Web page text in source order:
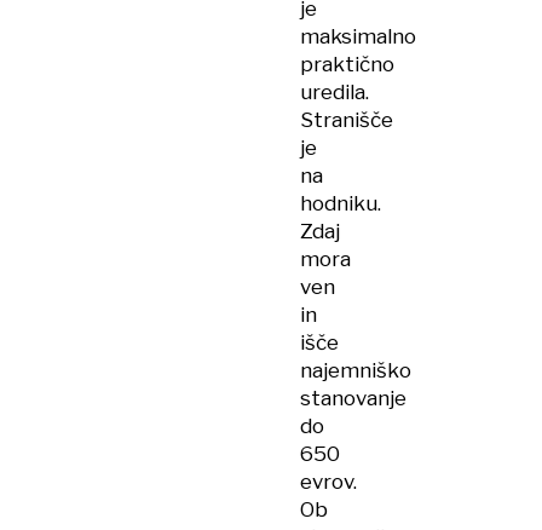
je
maksimalno
praktično
uredila.
Stranišče
je
na
hodniku.
Zdaj
mora
ven
in
išče
najemniško
stanovanje
do
650
evrov.
Ob